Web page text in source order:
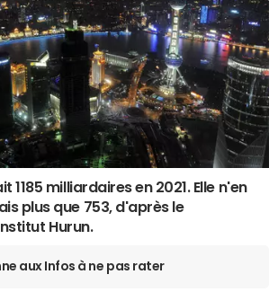
1185 milliardaires en 2021. Elle n'en
plus que 753, d'après le
Hurun.
aux Infos à ne pas rater